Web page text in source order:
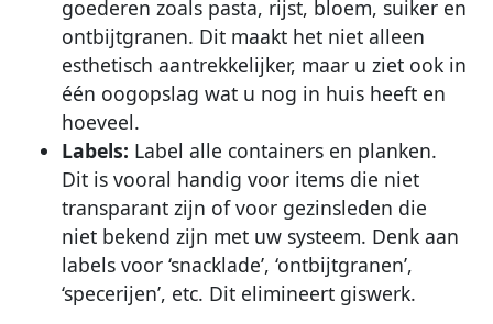
goederen zoals pasta, rijst, bloem, suiker en
ontbijtgranen. Dit maakt het niet alleen
esthetisch aantrekkelijker, maar u ziet ook in
één oogopslag wat u nog in huis heeft en
hoeveel.
Labels: Label alle containers en planken.
Dit is vooral handig voor items die niet
transparant zijn of voor gezinsleden die
niet bekend zijn met uw systeem. Denk aan
labels voor ‘snacklade’, ‘ontbijtgranen’,
‘specerijen’, etc. Dit elimineert giswerk.